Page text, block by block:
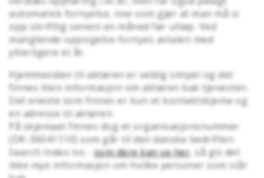
automatisk fornyelse, noe som gjør at man må si
opp skriftlig senest en måned før utløp. Ved
manglende oppsigelse fornyes avtalen med
ytterligere et år.
Hjemmesiden til aktøren er veldig simpel og det
finnes liten informasjon om aktøren bak tjenesten.
Det eneste som finnes er kun et kontaktskjema og
en adresse til aktøren.
På skjemaet finnes dog et organisasjonsnummer
(DK-36041110) som går til den danske bedriften
Search Index Ivs -som dere kan se her, så gis det
ikke mye informasjon om hvilke personer som står